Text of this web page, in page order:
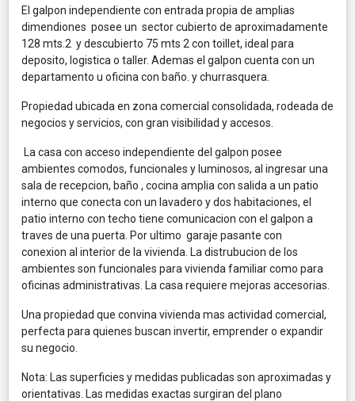
El galpon independiente con entrada propia de amplias
dimendiones posee un sector cubierto de aproximadamente
128 mts.2 y descubierto 75 mts 2 con toillet, ideal para
deposito, logistica o taller. Ademas el galpon cuenta con un
departamento u oficina con baño. y churrasquera.
Propiedad ubicada en zona comercial consolidada, rodeada de
negocios y servicios, con gran visibilidad y accesos.
La casa con acceso independiente del galpon posee
ambientes comodos, funcionales y luminosos, al ingresar una
sala de recepcion, baño , cocina amplia con salida a un patio
interno que conecta con un lavadero y dos habitaciones, el
patio interno con techo tiene comunicacion con el galpon a
traves de una puerta. Por ultimo garaje pasante con
conexion al interior de la vivienda. La distrubucion de los
ambientes son funcionales para vivienda familiar como para
oficinas administrativas. La casa requiere mejoras accesorias.
Una propiedad que convina vivienda mas actividad comercial,
perfecta para quienes buscan invertir, emprender o expandir
su negocio.
Nota: Las superficies y medidas publicadas son aproximadas y
orientativas. Las medidas exactas surgiran del plano